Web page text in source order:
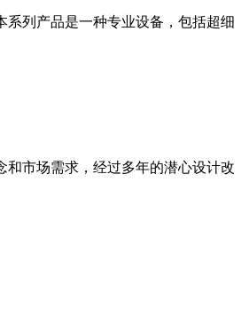
列产品是一种专业设备，包括超细
市场需求，经过多年的潜心设计改